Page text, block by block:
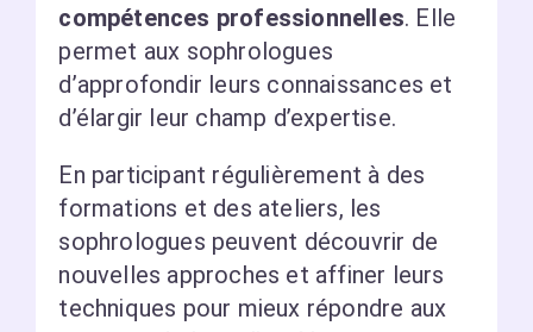
compétences professionnelles. Elle
permet aux sophrologues
d’approfondir leurs connaissances et
d’élargir leur champ d’expertise.
En participant régulièrement à des
formations et des ateliers, les
sophrologues peuvent découvrir de
nouvelles approches et affiner leurs
techniques pour mieux répondre aux